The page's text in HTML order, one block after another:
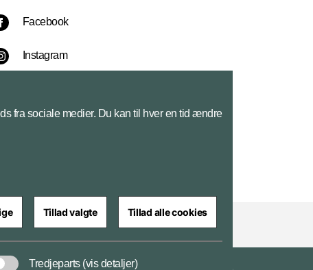
Facebook
Instagram
fra sociale medier. Du kan til hver en tid ændre
Tillad valgte Tillad alle cookies
Tredjeparts (vis detaljer)